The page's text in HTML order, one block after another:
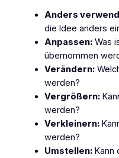
Anders
die Idee anders
Anpassen:Was
übernommen
Verändern:
werden?
Vergrößern:
werden?
Verkleinern:
werden?
Umstellen:Kann